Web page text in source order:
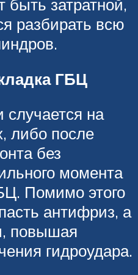
быть затратной,
разбирать всю
ГБЦ
случается на
либо после
без
момента
Помимо этого
антифриз, а
повышая
гидроудара.